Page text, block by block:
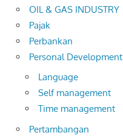
OIL & GAS INDUSTRY
Pajak
Perbankan
Personal Development
Language
Self management
Time management
Pertambangan